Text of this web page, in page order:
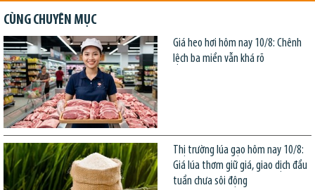
CÙNG CHUYÊN MỤC
Giá heo hơi hôm nay 10/8: Chênh
lệch ba miền vẫn khá rõ
Thị trường lúa gạo hôm nay 10/8:
Giá lúa thơm giữ giá, giao dịch đầu
tuần chưa sôi động